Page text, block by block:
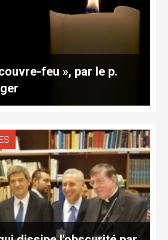
feu », par le p.